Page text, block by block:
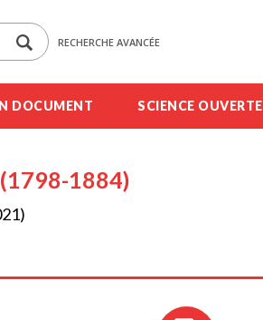
RECHERCHE AVANCÉE
DOCUMENT SCIENCE OUVERTE
1884)